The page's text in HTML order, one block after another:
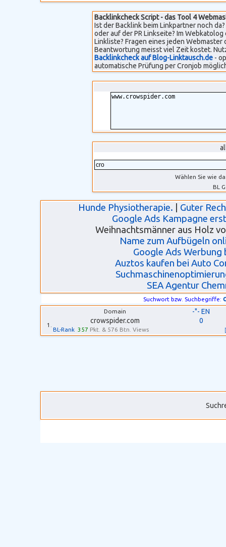
Backlinkcheck Script - das Tool 4
Ist der Backlink beim Linkpartner noch
oder auf der PR Linkseite? Im Webkatolog
Linkliste? Fragen eines jeden Webmaster
Beantwortung meisst viel Zeit kostet.
Backlinkcheck auf Blog-Linktausch.de-
automatische Prüfung per Cronjob
Wählen Sie wie
BL
Hunde Physiotherapie.
Guter
Google Ads Kampagne
Weihnachtsmänner aus Holz
Name zum Aufbügeln
Google Ads Werbung
Auztos kaufen bei Auto
SEA Agentur
Suchwort bzw. Suchbegriffe:
Domain -"- EN
1.
crowspider.com 0
BL-Rank 357 Pkt. & 576 Btn. Views